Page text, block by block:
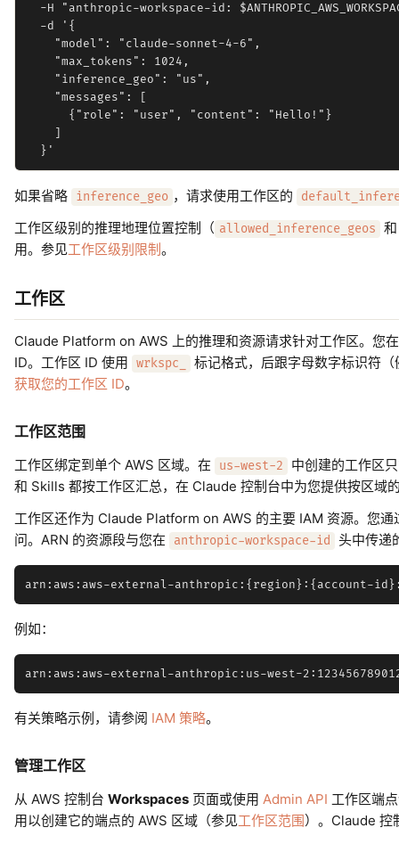
-H "anthropic-workspace-id:
  -d '{
    "model": "claude-sonnet-4-6",
    "max_tokens": 1024,
    "inference_geo": "us",
    "messages": [
      {"role": "user", "content": "Hello!"}
    ]
如果省略 inference_geo ，请求使用工作区的
工作区级别的推理地理位置控制（ allowed_inference_geos
用。参见工作区级别限制。
工作区
Claude Platform on AWS 上的推理和资源请求针对工作区。您
ID。工作区 ID 使用
wrkspc_
标记格式，后跟字母数字标识符
获取您的工作区 ID。
工作区范围
工作区绑定到单个 AWS 区域。在 us-west-2
中创建的工作区
和 Skills 都按工作区汇总，在 Claude 控制台中为您提供按区域
工作区还作为 Claude Platform on AWS 的主要 IAM 资源。您
问。ARN 的资源段与您在
anthropic-workspace-id 头中传递
例如：
有关策略示例，请参阅 IAM 策略。
管理工作区
从 AWS 控制台 Workspaces 页面或使用 Admin API 工作区端
用以创建它的端点的 AWS 区域（参见工作区范围）。Claude 控